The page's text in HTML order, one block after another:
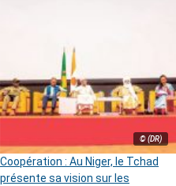
© (DR)
Coopération : Au Niger, le Tchad
présente sa vision sur les